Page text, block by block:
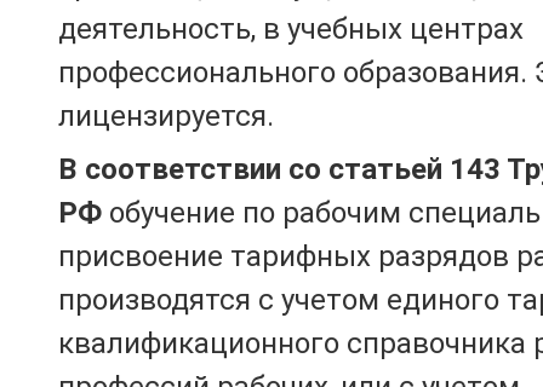
деятельность, в учебных центрах
профессионального образования.
лицензируется.
В соответствии со статьей 143
РФ обучение по рабочим
присвоение тарифных разрядов
производятся с учетом единого
квалификационного справочника